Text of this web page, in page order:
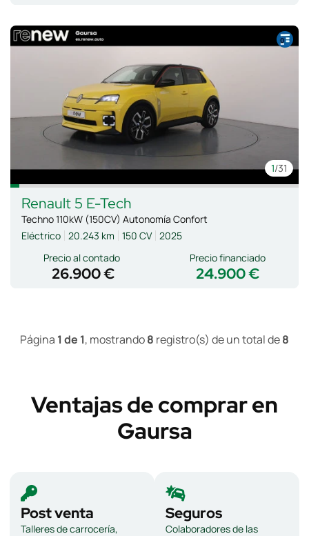
1/31
Renault 5 E-Tech
Techno 110kW (150CV) Autonomía Confort
Eléctrico 20.243 km 150 CV 2025
Precio al contado
26.900 € 24.900 €
Precio financiado
Página 1 de 1, mostrando8 registro(s) de un total de8
Ventajas de comprar en
Gaursa
Post venta
Talleres de carrocería,
Seguros
Colaboradores de las